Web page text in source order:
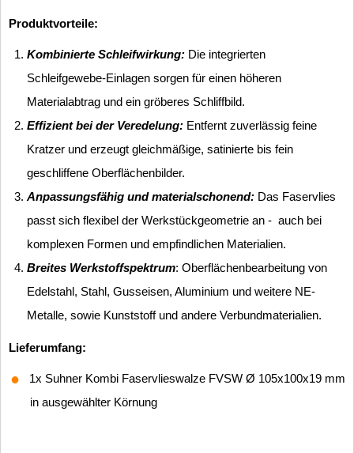
Produktvorteile:
Kombinierte Schleifwirkung: Die integrierten
Schleifgewebe-Einlagen sorgen für einen höheren
Materialabtrag und ein gröberes Schliffbild.
Effizient bei der Veredelung:Entfernt zuverlässig feine
Kratzer und erzeugt gleichmäßige, satinierte bis fein
geschliffene Oberflächenbilder.
Anpassungsfähig und materialschonend: Das Faservlies
passt sich flexibel der Werkstückgeometrie an - auch bei
komplexen Formen und empfindlichen Materialien.
Breites Werkstoffspektrum: Oberflächenbearbeitung von
Edelstahl, Stahl, Gusseisen, Aluminium und weitere NE-
Metalle, sowie Kunststoff und andere Verbundmaterialien.
Lieferumfang:
1x Suhner Kombi Faservlieswalze FVSW Ø 105x100x19 mm
in ausgewählter Körnung